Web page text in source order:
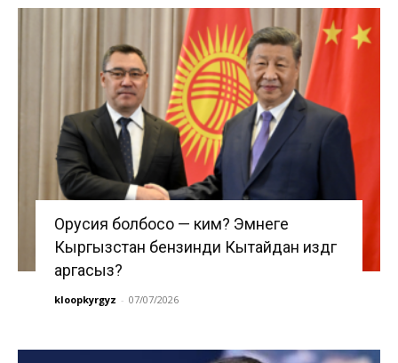
Орусия болбосо — ким? Эмнеге
Кыргызстан бензинди Кытайдан издөөгө
аргасыз?
kloopkyrgyz - 07/07/2026